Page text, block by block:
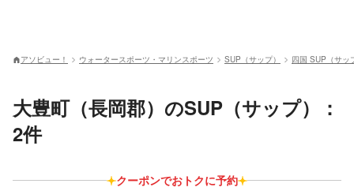
アソビュー！ ウォータースポーツ・マリンスポーツ SUP（サップ） 四国 SUP（サッ
大豊町（長岡郡）のSUP（サップ）：
2件
クーポンでおトクに予約